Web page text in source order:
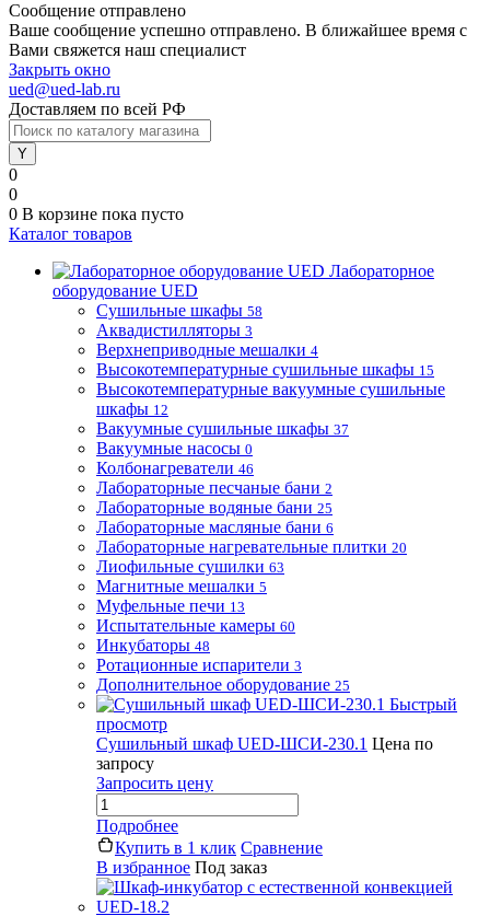
Сообщение отправлено
Ваше сообщение успешно отправлено. В ближайшее время с
Вами свяжется наш специалист
Закрыть окно
ued@ued-lab.ru
Доставляем по всей РФ
0
0
0 В корзине пока пусто
Каталог товаров
Лабораторное
оборудование UED
Сушильные шкафы 58
Аквадистилляторы 3
Верхнеприводные мешалки 4
Высокотемпературные сушильные шкафы 15
Высокотемпературные вакуумные сушильные
шкафы 12
Вакуумные сушильные шкафы 37
Вакуумные насосы 0
Колбонагреватели 46
Лабораторные песчаные бани 2
Лабораторные водяные бани 25
Лабораторные масляные бани 6
Лабораторные нагревательные плитки 20
Лиофильные сушилки 63
Магнитные мешалки 5
Муфельные печи 13
Испытательные камеры 60
Инкубаторы 48
Ротационные испарители 3
Дополнительное оборудование 25
Быстрый
просмотр
Сушильный шкаф UED-ШСИ-230.1 Цена по
запросу
Запросить цену
Подробнее
Купить в 1 клик Сравнение
В избранное Под заказ